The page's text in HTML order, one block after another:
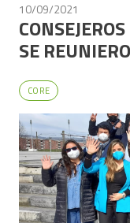
10/09/2021
SE
CORE